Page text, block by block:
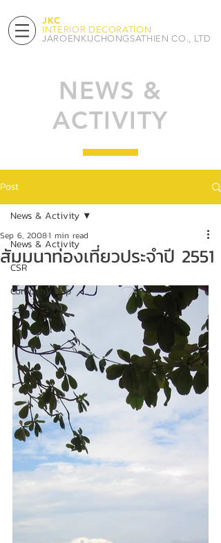
JKC
INTERIOR DECORATION
JAROENKIJCHONGSATHIEN CO., LTD​
NEWS &
ACTIVITY
Post
News & Activity
CSR
Company Trip
News & Activity
สัมมนาท่องเที่ยวประจำปี 2551
Sep 6, 20081 min read